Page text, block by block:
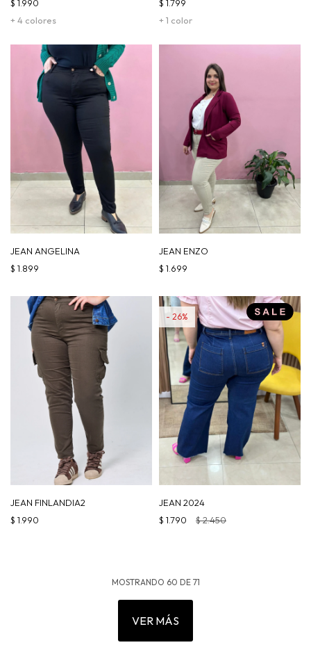
+ 4 colores
$ 1.990
+ 1 color
$ 1.799
JEAN ANGELINA
$ 1.899
JEAN ENZO
$ 1.699
JEAN FINLANDIA2
$ 1.990
JEAN 2024
$ 1.790 $2.450
26
MOSTRANDO 60 DE 71
VER MÁS